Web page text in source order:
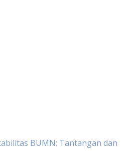
BUMN: Tantangan dan